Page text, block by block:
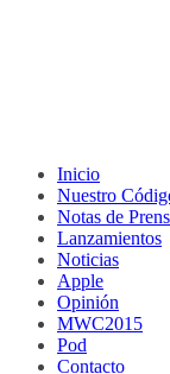
Inicio
Nuestro
Notas de
Lanzamientos
Noticias
Apple
Opinión
MWC2015
Pod
Contacto